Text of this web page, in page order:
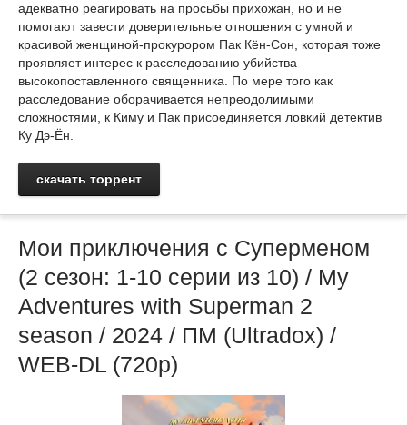
адекватно реагировать на просьбы прихожан, но и не
помогают завести доверительные отношения с умной и
красивой женщиной-прокурором Пак Кён-Сон, которая тоже
проявляет интерес к расследованию убийства
высокопоставленного священника. По мере того как
расследование оборачивается непреодолимыми
сложностями, к Киму и Пак присоединяется ловкий детектив
Ку Дэ-Ён.
скачать торрент
Мои приключения с Суперменом
(2 сезон: 1-10 серии из 10) / My
Adventures with Superman 2
season / 2024 / ПМ (Ultradox) /
WEB-DL (720p)